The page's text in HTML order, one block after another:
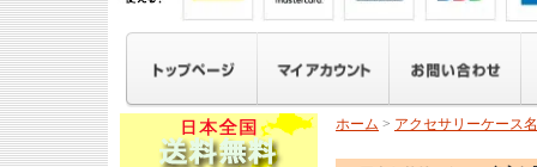
ホーム > アクセサリーケース